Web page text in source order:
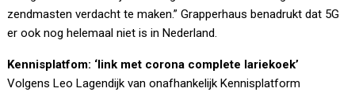
zendmasten verdacht te maken.” Grapperhaus benadrukt dat 5G
er ook nog helemaal niet is in Nederland.
Kennisplatfom: ‘link met corona complete lariekoek’
Volgens Leo Lagendijk van onafhankelijk Kennisplatform